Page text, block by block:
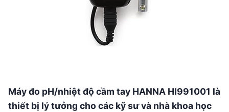
Máy đo pH/nhiệt độ cầm tay HANNA HI991001 là
thiết bị lý tưởng cho các kỹ sư và nhà khoa học